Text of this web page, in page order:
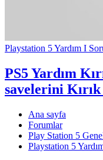
Playstation 5 Yardım I
PS5 Yardım
savelerini Kırık
Ana sayfa
Forumlar
Play Station 5
Playstation 5